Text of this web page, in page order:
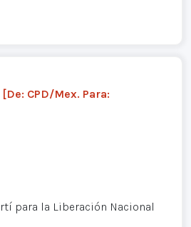
CPD/Mex. Para:
para la Liberación Nacional